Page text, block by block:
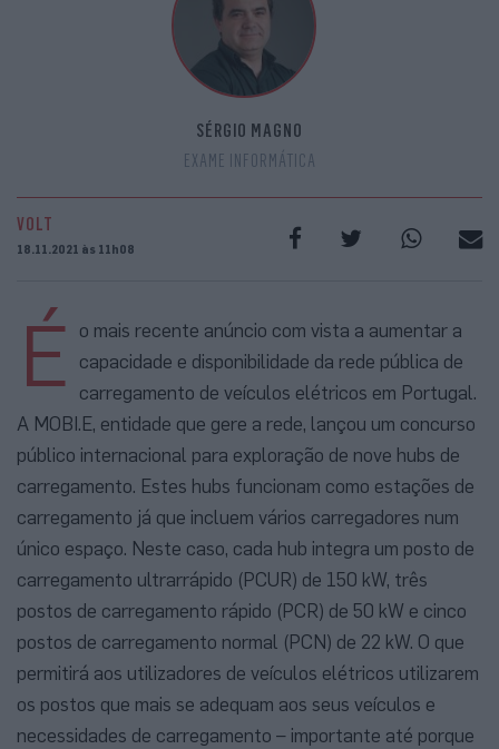
SÉRGIO MAGNO
EXAME INFORMÁTICA
VOLT
18.11.2021 às 11h08
É
o mais recente anúncio com vista a aumentar a
capacidade e disponibilidade da rede pública de
carregamento de veículos elétricos em Portugal.
A MOBI.E, entidade que gere a rede, lançou um concurso
público internacional para exploração de nove hubs de
carregamento. Estes hubs funcionam como estações de
carregamento já que incluem vários carregadores num
único espaço. Neste caso, cada hub integra um posto de
carregamento ultrarrápido (PCUR) de 150 kW, três
postos de carregamento rápido (PCR) de 50 kW e cinco
postos de carregamento normal (PCN) de 22 kW. O que
permitirá aos utilizadores de veículos elétricos utilizarem
os postos que mais se adequam aos seus veículos e
necessidades de carregamento – importante até porque